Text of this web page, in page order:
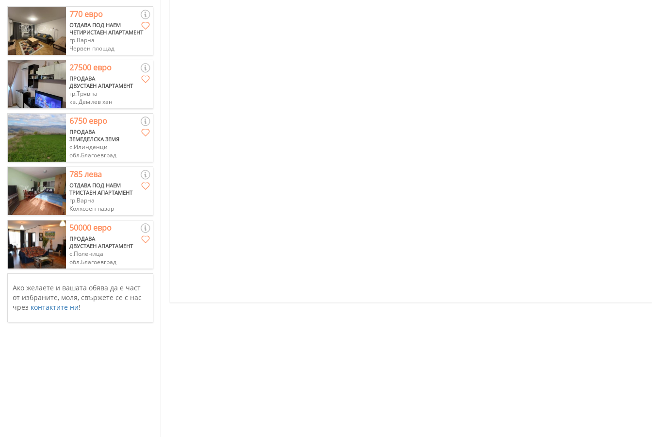
770 евро
ОТДАВА ПОД НАЕМ
ЧЕТИРИСТАЕН АПАРТАМЕНТ
гр.Варна
Червен площад
27500 евро
ПРОДАВА
ДВУСТАЕН АПАРТАМЕНТ
гр.Трявна
кв. Демиев хан
6750 евро
ПРОДАВА
ЗЕМЕДЕЛСКА ЗЕМЯ
с.Илинденци
обл.Благоевград
785 лева
ОТДАВА ПОД НАЕМ
ТРИСТАЕН АПАРТАМЕНТ
гр.Варна
Колхозен пазар
50000 евро
ПРОДАВА
ДВУСТАЕН АПАРТАМЕНТ
с.Поленица
обл.Благоевград
Ако желаете и вашата обява да е част
от избраните, моля, свържете се с нас
чрез контактите ни!